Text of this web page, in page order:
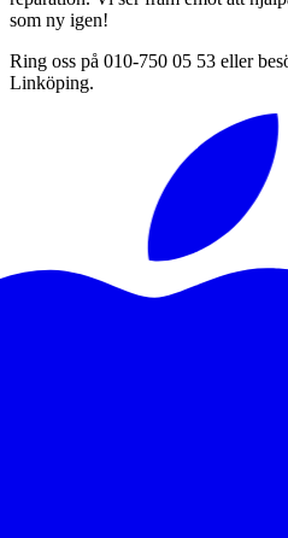
som ny igen!
Ring oss på 010-750 05 53 eller
Linköping.